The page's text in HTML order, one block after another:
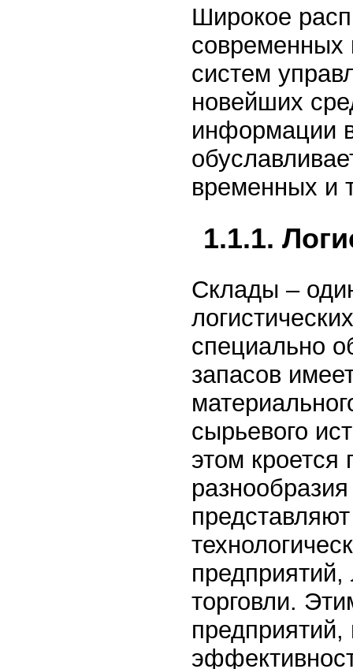
Широкое
современных
систем
новейших
информации
временных и
1.1.1.
Склады –
специально
запасов
сырьевого
этом кроется
торговли.